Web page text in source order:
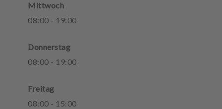
Mittwoch
08:00 - 19:00
Donnerstag
08:00 - 19:00
Freitag
08:00 - 15:00